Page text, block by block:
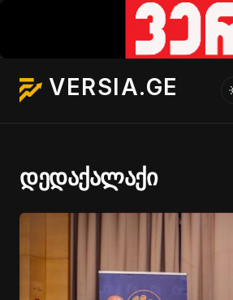
VERSIA.GE
დედაქალაქი